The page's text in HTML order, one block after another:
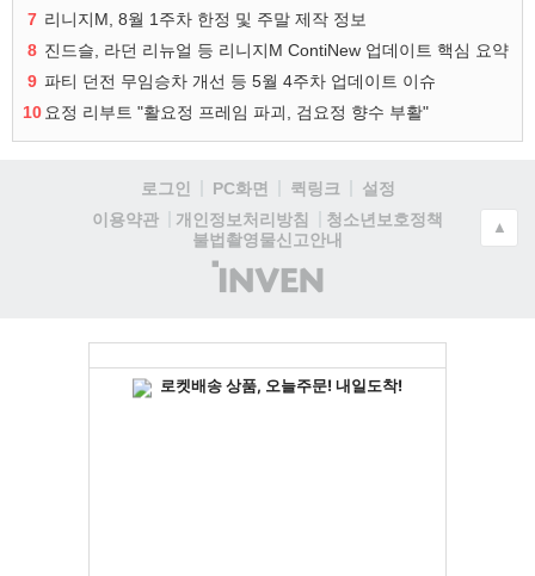
7 리니지M, 8월 1주차 한정 및 주말 제작 정보
8 진드슬, 라던 리뉴얼 등 리니지M ContiNew 업데이트 핵심 요약
9 파티 던전 무임승차 개선 등 5월 4주차 업데이트 이슈
10요정 리부트 "활요정 프레임 파괴, 검요정 향수 부활"
로그인 PC화면 퀵링크
설정
이용약관
개인정보처리방침
청소년보호정책
불법촬영물신고안내
(주)
인
▲